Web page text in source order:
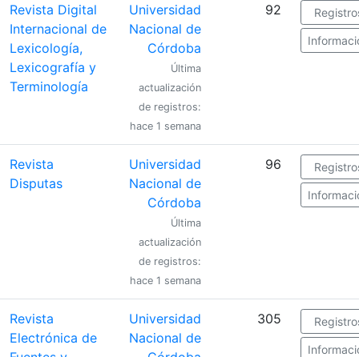
Revista Digital
Internacional de
Lexicología,
Lexicografía y
Terminología
Universidad
Nacional de
Córdoba
Última
actualización
de registros:
hace 1 semana
92
Revista
Disputas
Universidad
Nacional de
Córdoba
Última
actualización
de registros:
hace 1 semana
96
Revista
Electrónica de
Universidad
Nacional de
305